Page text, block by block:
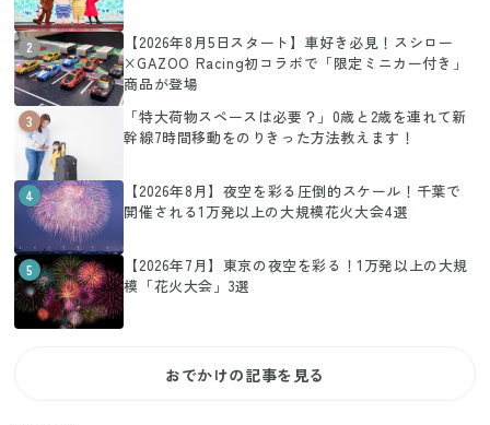
2
【2026年8月5日スタート】車好き必見！スシロー
×GAZOO Racing初コラボで「限定ミニカー付き」
商品が登場
3
「特大荷物スペースは必要？」0歳と2歳を連れて新
幹線7時間移動をのりきった方法教えます！
4
【2026年8月】夜空を彩る圧倒的スケール！千葉で
開催される1万発以上の大規模花火大会4選
5
【2026年7月】東京の夜空を彩る！1万発以上の大規
模「花火大会」3選
おでかけの記事を見る